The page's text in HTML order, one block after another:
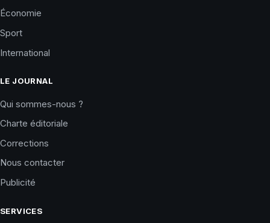
Économie
Sport
International
LE JOURNAL
Qui sommes-nous ?
Charte éditoriale
Corrections
Nous contacter
Publicité
SERVICES